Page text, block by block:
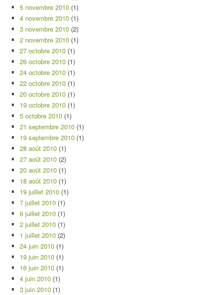
5 novembre 2010 (1)
4 novembre 2010 (1)
3 novembre 2010 (2)
2 novembre 2010 (1)
27 octobre 2010 (1)
26 octobre 2010 (1)
24 octobre 2010 (1)
22 octobre 2010 (1)
20 octobre 2010 (1)
19 octobre 2010 (1)
5 octobre 2010 (1)
21 septembre 2010 (1)
19 septembre 2010 (1)
28 août 2010 (1)
27 août 2010 (2)
20 août 2010 (1)
18 août 2010 (1)
19 juillet 2010 (1)
7 juillet 2010 (1)
6 juillet 2010 (1)
2 juillet 2010 (1)
1 juillet 2010 (2)
24 juin 2010 (1)
19 juin 2010 (1)
16 juin 2010 (1)
4 juin 2010 (1)
3 juin 2010 (1)